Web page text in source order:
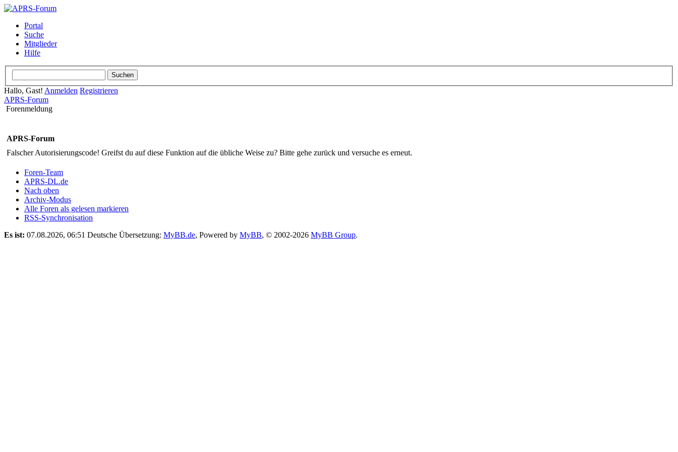
Portal
Suche
Mitglieder
Hilfe
Hallo, Gast! Anmelden Registrieren
APRS-Forum
Forenmeldung
APRS-Forum
Falscher Autorisierungscode! Greifst du auf diese Funktion auf die übliche Weise zu? Bitte gehe zurück und versuche es erneut.
Foren-Team
APRS-DL.de
Nach oben
Archiv-Modus
Alle Foren als gelesen markieren
RSS-Synchronisation
Es ist: 07.08.2026, 06:51 Deutsche Übersetzung: MyBB.de, Powered by MyBB, © 2002-2026 MyBB Group.